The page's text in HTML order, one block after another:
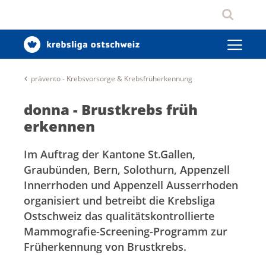
prävento - Krebsvorsorge & Krebsfrüherkennung
donna - Brustkrebs früh
erkennen
Im Auftrag der Kantone St.Gallen,
Graubünden, Bern, Solothurn, Appenzell
Innerrhoden und Appenzell Ausserrhoden
organisiert und betreibt die Krebsliga
Ostschweiz das qualitätskontrollierte
Mammografie-Screening-Programm zur
Früherkennung von Brustkrebs.